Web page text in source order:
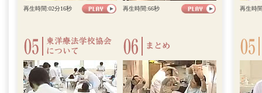
再生時間:02分16秒 再生時間:66秒 再生時